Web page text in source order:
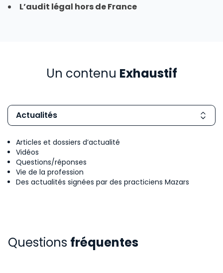
L’audit légal hors de France
Un contenu Exhaustif
Actualités
Articles et dossiers d’actualité
Vidéos
Questions/réponses
Vie de la profession
Des actualités signées par des practiciens Mazars
Questions fréquentes